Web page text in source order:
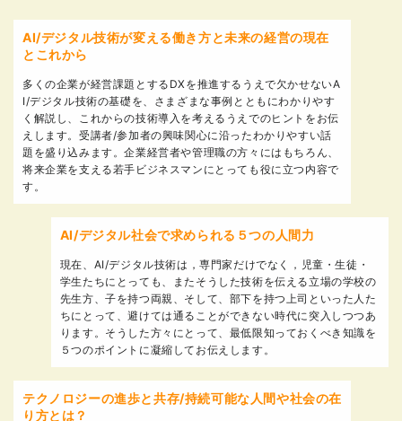
AI/デジタル技術が変える働き方と未来の経営の現在
とこれから
多くの企業が経営課題とするDXを推進するうえで欠かせないA
I/デジタル技術の基礎を、さまざまな事例とともにわかりやす
く解説し、これからの技術導入を考えるうえでのヒントをお伝
えします。受講者/参加者の興味関心に沿ったわかりやすい話
題を盛り込みます。企業経営者や管理職の方々にはもちろん、
将来企業を支える若手ビジネスマンにとっても役に立つ内容で
す。
AI/デジタル社会で求められる５つの人間力
現在、AI/デジタル技術は，専門家だけでなく，児童・生徒・
学生たちにとっても、またそうした技術を伝える立場の学校の
先生方、子を持つ両親、そして、部下を持つ上司といった人た
ちにとって、避けては通ることができない時代に突入しつつあ
ります。そうした方々にとって、最低限知っておくべき知識を
５つのポイントに凝縮してお伝えします。
テクノロジーの進歩と共存/持続可能な人間や社会の在
り方とは？